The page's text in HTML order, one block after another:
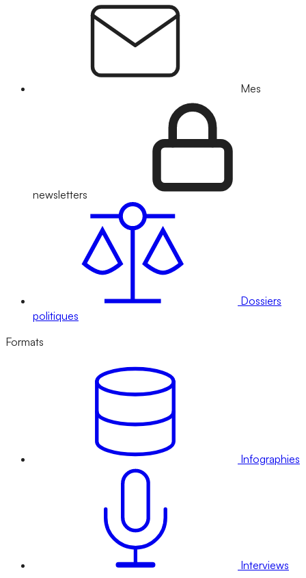
Mes
newsletters
Dossiers
politiques
Formats
Infographies
Interviews